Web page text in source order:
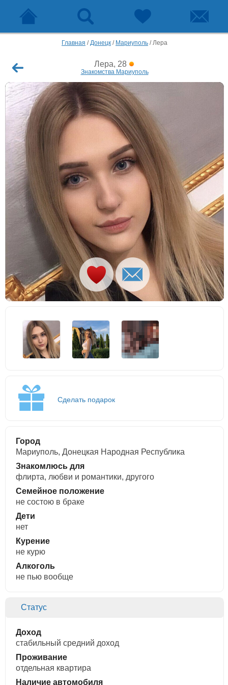
Главная /Донецк / Мариуполь /Лера
Лера, 28
Знакомства Мариуполь
Сделать подарок
Город
Мариуполь, Донецкая Народная Республика
Знакомлюсь для
флирта, любви и романтики, другого
Семейное положение
не состою в браке
Дети
нет
Курение
не курю
Алкоголь
не пью вообще
Статус
Доход
стабильный средний доход
Проживание
отдельная квартира
Наличие автомобиля